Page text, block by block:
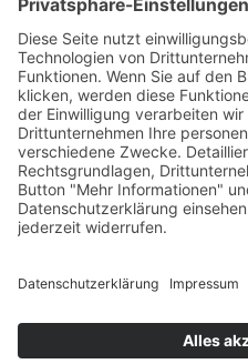
Zechentod
14. August 2019
sofort lieferbar
216 Seiten, 12 x 20 cm
12,– €
mehr Infos …